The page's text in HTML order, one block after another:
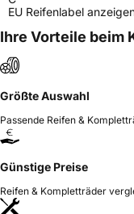
EU Reifenlabel
Ihre Vorteile beim
Größte Auswahl
Passende Reifen &
Günstige Preise
Reifen & Kompletträder